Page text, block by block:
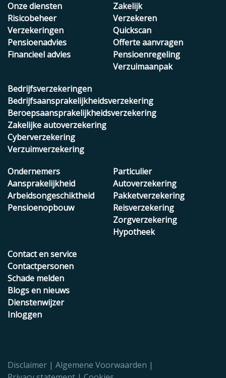
Onze diensten
Risicobeheer
Verzekeringen
Pensioenadvies
Financieel advies
Zakelijk
Verzekeren
Quickscan
Offerte aanvragen
Pensioenregeling
Verzuimaanpak
Bedrijfsverzekeringen
Bedrijfsaansprakelijkheidsverzekering
Beroepsaansprakelijkheidsverzekering
Zakelijke autoverzekering
Cyberverzekering
Verzuimverzekering
Ondernemers
Aansprakelijkheid
Arbeidsongeschiktheid
Pensioenopbouw
Particulier
Autoverzekering
Pakketverzekering
Reisverzekering
Zorgverzekering
Hypotheek
Contact en service
Contactpersonen
Schade melden
Blogs en nieuws
Dienstenwijzer
Inloggen
Disclaimer
Algemene Voorwaarden